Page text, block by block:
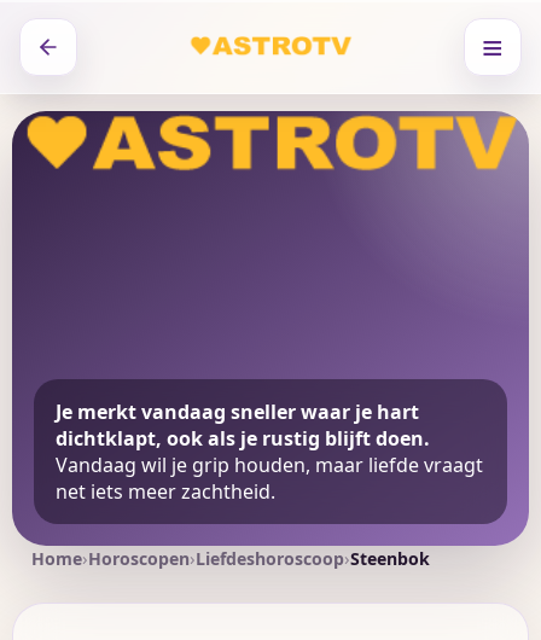
≡
Je merkt vandaag sneller waar je hart
dichtklapt, ook als je rustig blijft doen.
Vandaag wil je grip houden, maar liefde vraagt
net iets meer zachtheid.
Home Horoscopen Liefdeshoroscoop Steenbok